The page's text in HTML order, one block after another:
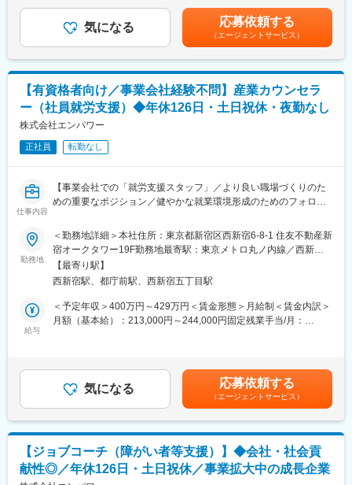
・残業ほとんどなし（店舗によりますが基本的に残業が少なく、
週に1時間ほど）
【社員の声から見える“やりがい”】※社員アンケート一例※
「お客様から『髪が生えてきた！ありがとう！』と言われた時、
心から嬉しい」
「皆で目標に向かって取り組める職場。感謝の言葉をいただける
瞬間が多く、誇りを持てる仕事です」
「10連休が取れるなど、休みの取りやすさが最大の魅力！」
保健指導、支払処理など）
2. メンタルヘルス対策
（ストレスチェックの運営、不調の早期発見・面談、休職・復職
（過重労働者の面談、産業医面談調整など）
4. 職場環境の改善
（労働衛生への参画、職場巡視の実施、環境改善の提案、安全衛
生委員会への参加など）
（健康経営推進、健康イベントの企画、労基報告書作成・報告、
産業保健データ管理など）
・千葉県市川事業所へ、月1回の外出があります。（安全衛生委
員会参加と産業医面談対応のため）
・健康管理システムはさんぽクラウドを使用中です。（26年5
月時点）
・健康管理システムはさんぽクラウドを使用中です。（26年5
月時点）
■当ポジションについて：
当社では、産業保健の体制をこれから構築していく段階です。総
"現在、健康管理室は産業医1名（委託）、総務課2名（課長・担当
者）体制です。
上長・担当者より引継ぎをしますが、ゆくゆくは上記記載の健康
経営の推進など健康管理室業務全般の対応をお任せしたいと思い
ます。基本的に実務はメインでご担当頂きますが、事務作業にお
いては総務課メンバーと協力しながら進めていきます。また、困
った際には上司や人事への相談ができる環境です。
であり、選考を通じて上下する可能性があります。月給(月額)は固
定手当を含めた表記です。
気になる 応募依頼する
（エージェントサービス）
【有資格者向け／事業会社経験不問】産業カウンセラ
ー（社員就労支援）◆年休126日・土日祝休・夜勤なし
株式会社エンパワー
正社員 転勤なし
仕事内容
【事業会社での「就労支援スタッフ」／より良い職場づくりのた
めの重要なポジション／健やかな就業環境形成のためのフォロー
展開し続ける成長企業】
当社での社員の安定就労のための支援・サポートをお任せしま
す。
■業務詳細：
・安定した就労を目的とした定期フォロー面談
⇒休職・復職に伴う面談対応 等
・労務規定に基づく社内・産業医との折衝／情報処理業務
■組織構成：
管理部門に所属し業務推進頂きます。
しております。
※保健師としての就業経験のない「看護師経験」の方でも、当社の
勤務地
＜勤務地詳細＞本社住所：東京都新宿区西新宿6-8-1 住友不動産新
宿オークタワー19F勤務地最寄駅：東京メトロ丸ノ内線／西新宿
駅受動喫煙対策：屋内全面禁煙変更の範囲：会社の定める事業所
【最寄り駅】
西新宿駅、都庁前駅、西新宿五丁目駅
給与
＜予定年収＞400万円～429万円＜賃金形態＞月給制＜賃金内訳＞
月額（基本給）：213,000円～244,000円固定残業手当/月：
与：年2回（4月・10月）※半年在籍後支給／実績：1～2ヶ月分賃
金はあくまでも目安の金額であり、選考を通じて上下する可能性
があります。月給(月額)は固定手当を含めた表記です。
気になる 応募依頼する
（エージェントサービス）
【ジョブコーチ（障がい者等支援）】◆会社・社会貢
献性◎／年休126日・土日祝休／事業拡大中の成長企業